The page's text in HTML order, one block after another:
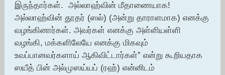
இருந்தார்கள். அல்லாஹ்வின் மீதாணையாக!
அல்லாஹ்வின் தூதர் (ஸல்) (அன்று தாராளமாக) எனக்கு
வழங்கினார்கள். அவர்கள் எனக்கு அள்ளியள்ளி
வழங்கி, மக்களிலேயே எனக்கு மிகவும்
உவப்பானவர்களாய் ஆகிவிட்டார்கள்” என்று கூறியதாக
ஸயீத் பின் அல்முஸய்யப் (ரஹ்) என்னிடம்